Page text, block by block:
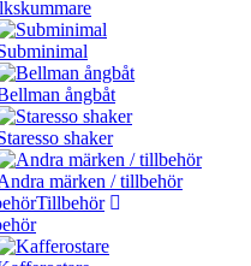
ångbåt
shaker
märken / tillbehör
Tillbehör